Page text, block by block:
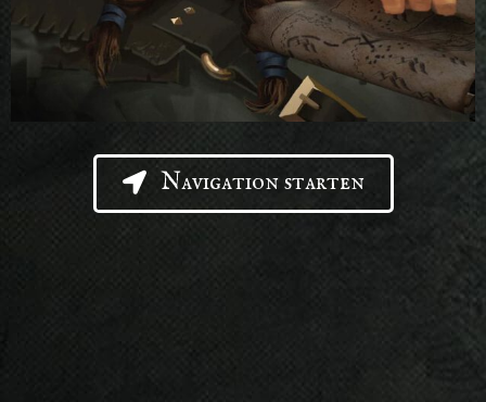
Navigation starten